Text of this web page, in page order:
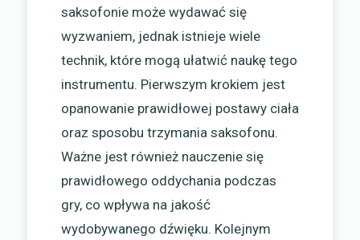
saksofonie może wydawać się
wyzwaniem, jednak istnieje wiele
technik, które mogą ułatwić naukę tego
instrumentu. Pierwszym krokiem jest
opanowanie prawidłowej postawy ciała
oraz sposobu trzymania saksofonu.
Ważne jest również nauczenie się
prawidłowego oddychania podczas
gry, co wpływa na jakość
wydobywanego dźwięku. Kolejnym